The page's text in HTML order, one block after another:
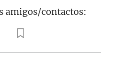
amigos/contactos: